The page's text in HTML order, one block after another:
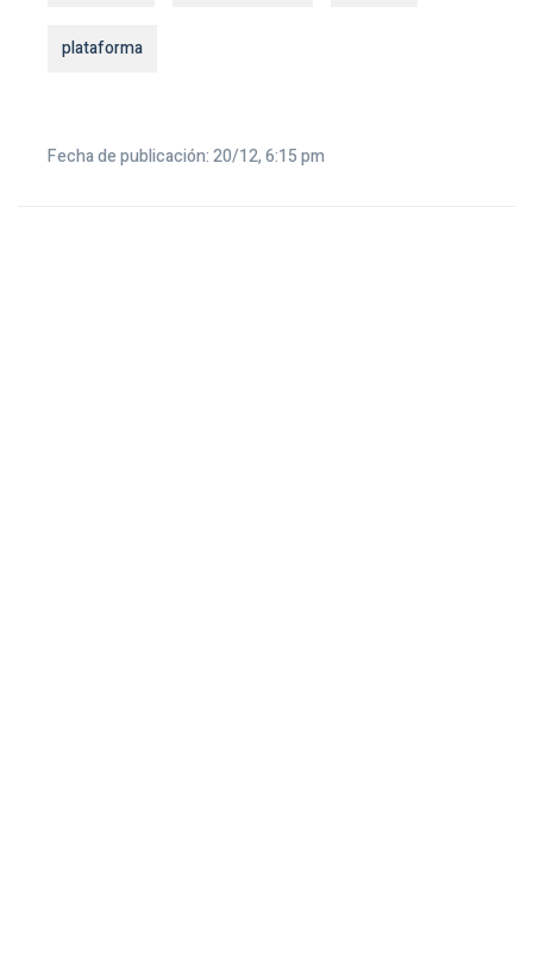
plataforma
Fecha de publicación: 20/12, 6:15 pm